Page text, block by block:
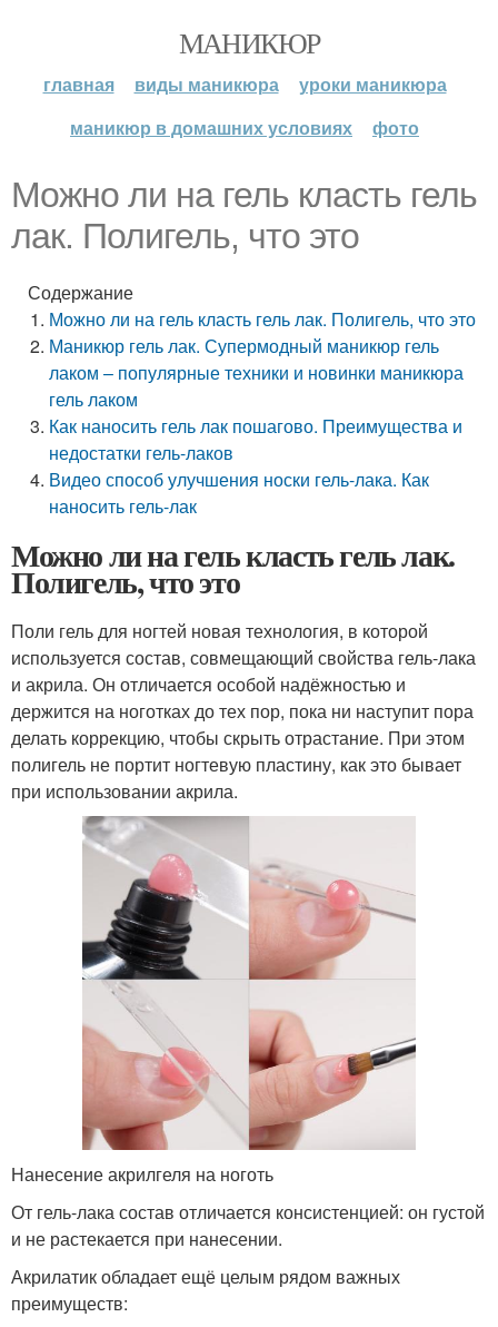
МАНИКЮР
главная виды маникюра
уроки маникюра
маникюр в домашних условиях
фото
Можно ли на гель класть гель
лак. Полигель, что это
Содержание
Можно ли на гель класть гель лак. Полигель, что это
Маникюр гель лак. Супермодный маникюр гель
лаком – популярные техники и новинки маникюра
гель лаком
Как наносить гель лак пошагово. Преимущества и
недостатки гель-лаков
Видео способ улучшения носки гель-лака. Как
наносить гель-лак
Можно ли на гель класть гель лак.
Полигель, что это
Поли гель для ногтей новая технология, в которой
используется состав, совмещающий свойства гель-лака
и акрила. Он отличается особой надёжностью и
держится на ноготках до тех пор, пока ни наступит пора
делать коррекцию, чтобы скрыть отрастание. При этом
полигель не портит ногтевую пластину, как это бывает
при использовании акрила.
Нанесение акрилгеля на ноготь
От гель-лака состав отличается консистенцией: он густой
и не растекается при нанесении.
Акрилатик обладает ещё целым рядом важных
преимуществ: